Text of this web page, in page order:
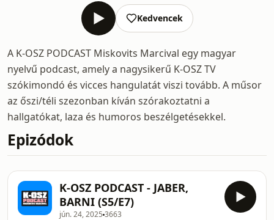
Kedvencek
A K-OSZ PODCAST Miskovits Marcival egy magyar
nyelvű podcast, amely a nagysikerű K-OSZ TV
szókimondó és vicces hangulatát viszi tovább. A műsor
az őszi/téli szezonban kíván szórakoztatni a
hallgatókat, laza és humoros beszélgetésekkel.
Epizódok
K-OSZ PODCAST - JABER,
BARNI (S5/E7)
jún. 24, 2025 3663